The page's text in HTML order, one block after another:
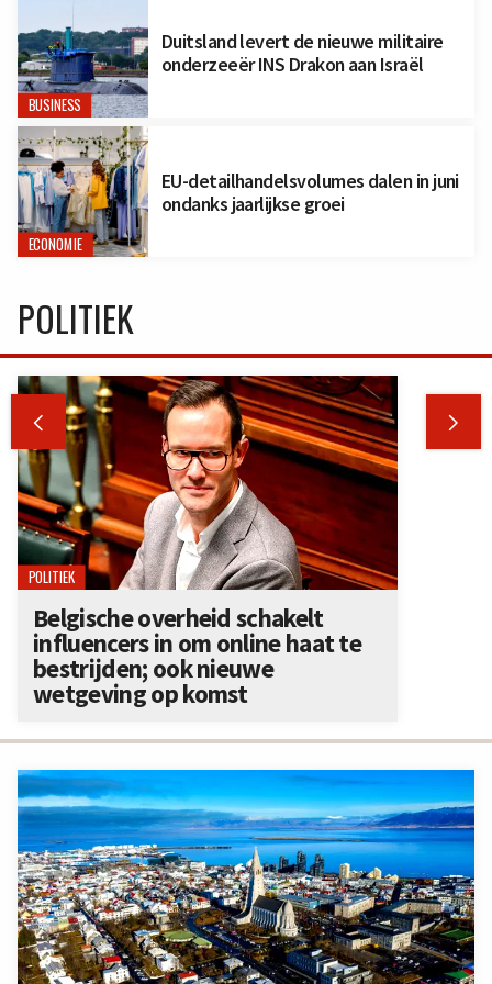
BUSINESS
Duitsland levert de nieuwe militaire
onderzeeër INS Drakon aan Israël
ECONOMIE
EU-detailhandelsvolumes dalen in juni
ondanks jaarlijkse groei
POLITIEK
 
POLITIEK
Belgische overheid schakelt
influencers in om online haat te
bestrijden; ook nieuwe
wetgeving op komst